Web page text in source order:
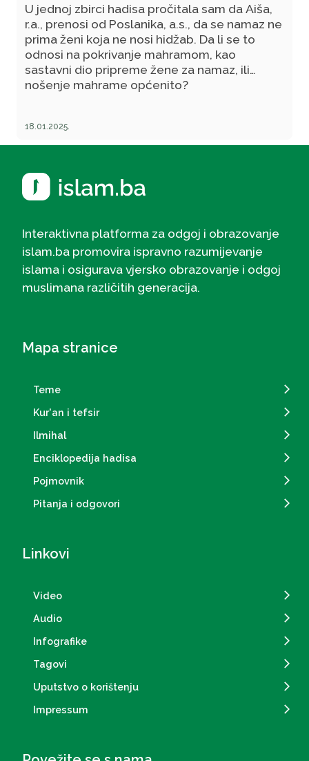
U jednoj zbirci hadisa pročitala sam da Aiša,
r.a., prenosi od Poslanika, a.s., da se namaz ne
prima ženi koja ne nosi hidžab. Da li se to
odnosi na pokrivanje mahramom, kao
sastavni dio pripreme žene za namaz, ili
nošenje mahrame općenito?
18.01.2025.
Interaktivna platforma za odgoj i obrazovanje
islam.ba promovira ispravno razumijevanje
islama i osigurava vjersko obrazovanje i odgoj
muslimana različitih generacija.
Mapa stranice
Teme
Kur'an i tefsir
Ilmihal
Enciklopedija hadisa
Pojmovnik
Pitanja i odgovori
Linkovi
Video
Audio
Infografike
Tagovi
Uputstvo o korištenju
Impressum